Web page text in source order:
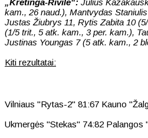
kam., 26 naud.), Mantvydas
Justas Žiubrys 11, Rytis Zabita 10
(1/5 trit., 5 atk. kam., 3 per. kam.),
Justinas Youngas 7 (5 atk. kam., 2
Kiti rezultatai:
Vilniaus "Rytas-2" 81:67 Kauno
Ukmergės "Stekas" 74:82 Palangos